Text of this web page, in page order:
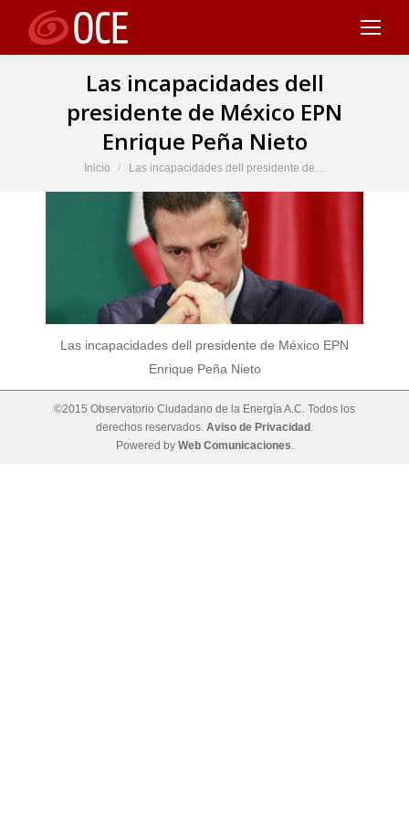
Las incapacidades dell
presidente de México EPN
Enrique Peña Nieto
Estás aquí:
Inicio Las incapacidades dell presidente de…
Las incapacidades dell presidente de México EPN
Enrique Peña Nieto
©2015 Observatorio Ciudadano de la Energía A.C. Todos los
derechos reservados. Aviso de Privacidad .
Powered by Web Comunicaciones.